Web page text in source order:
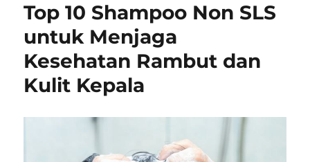
Top 10 Shampoo Non SLS
untuk Menjaga
Kesehatan Rambut dan
Kulit Kepala